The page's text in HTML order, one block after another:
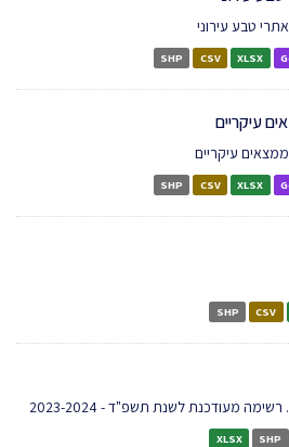
SHP CSV XLSX
SHP CSV XLSX
SHP CSV
מעודכנת לשנת תשפ"ד - 2023-2024
XLSX SHP